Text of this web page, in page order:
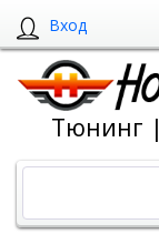
Вход
Тюнинг |